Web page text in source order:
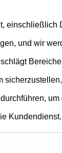
einschließlich
und wir
Kundendienst.